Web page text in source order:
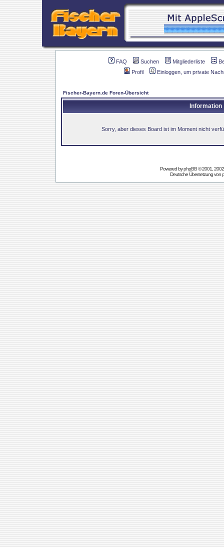
FAQ Suchen Mitgliederliste
Profil
Einloggen, um private
Fischer-Bayern.de Foren-Übersicht
Information
Sorry, aber dieses Board ist im Moment nicht
Powered byphpBB© 2001,
Deutsche Übersetzung von